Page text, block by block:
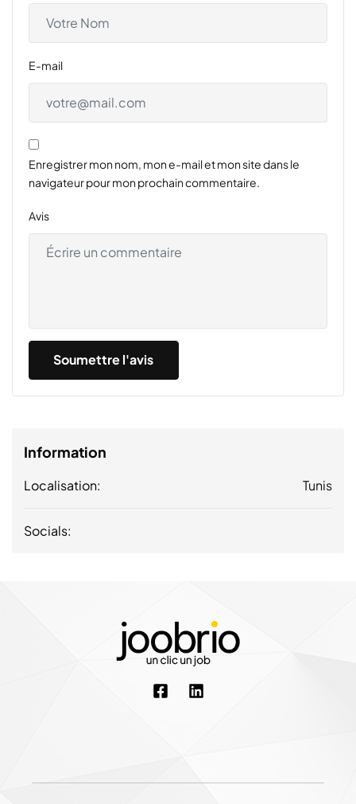
E-mail
Enregistrer mon nom, mon e-mail et mon site dans le
navigateur pour mon prochain commentaire.
Avis
Information
Localisation: Tunis
Socials: